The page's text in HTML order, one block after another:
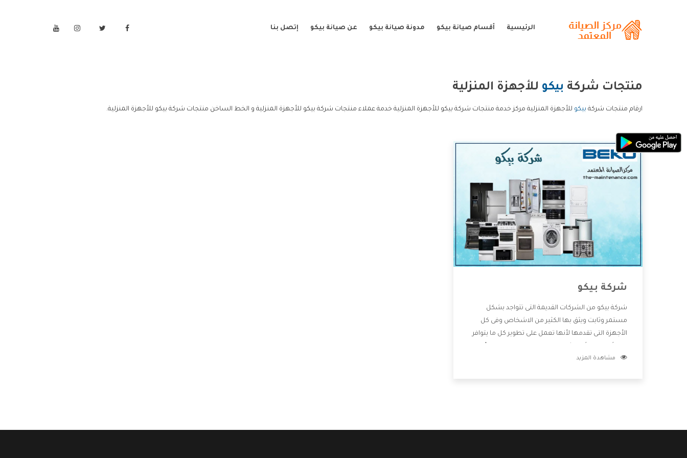
الرئيسية أقسام صيانة بيكو مدونة صيانة بيكو عن صيانة بيكو إتصل بنا
منتجات شركة بيكو للأجهزة المنزلية
ارقام منتجات شركة بيكو للأجهزة المنزلية مركز خدمة منتجات شركة بيكو للأجهزة المنزلية خدمة عملاء منتجات شركة بيكو للأجهزة المنزلية و الخط الساخن منتجات شركة بيكو للأجهزة المنزلية.
شركة بيكو
شركة بيكو من الشركات القديمة التى تتواجد بشكل
مستمر وثابت ويثق بها الكثير من الاشخاص وفى كل
الأجهزة التى تقدمها لأنها تعمل على تطوير كل ما يتوافر
خدمات ما بعد البيع مع المنتجات وتقدم للعملاء أقوى
مشاهدة المزيد